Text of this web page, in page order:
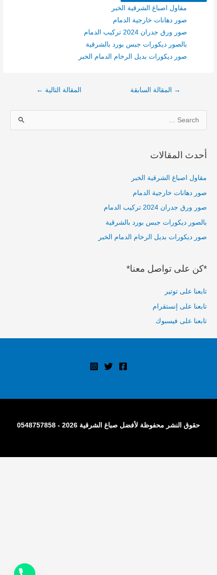
مقاول اصباغ الشرقية الخبر
صور دهانات خارجية الدمام
صور ورق جدران 2024 تركيب الدمام
بالصور ديكورات جبس بورد بالشرقية
صور ديكورات بديل الرخام الدمام الخبر
→ المقالة السابقة المقالة التالية ←
a
r
:
أحدث المقالات
مقاول اصباغ الشرقية الخبر
صور دهانات خارجية الدمام
صور ورق جدران 2024 تركيب الدمام
بالصور ديكورات جبس بورد بالشرقية
صور ديكورات بديل الرخام الدمام الخبر
*كن على تواصل معنا*
تابعنا على توتير
تابعنا على إنستقرام
تابعنا على فيسبوك
حقوق النشر محفوظة لأفضل صباغ الشرقية 2026 - 0548757858